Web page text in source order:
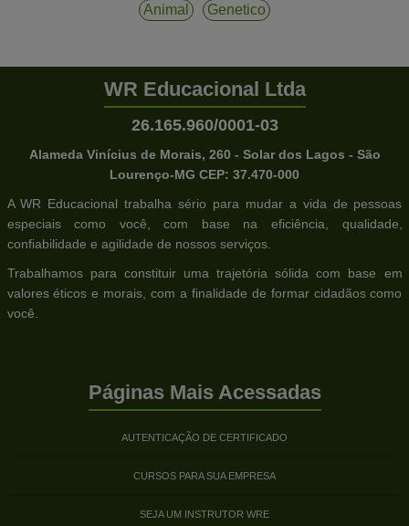
Animal
Genetico
WR Educacional Ltda
26.165.960/0001-03
Alameda Vinícius de Morais, 260 - Solar dos Lagos - São
Lourenço-MG CEP: 37.470-000
A WR Educacional trabalha sério para mudar a vida de pessoas
especiais como você, com base na eficiência, qualidade,
confiabilidade e agilidade de nossos serviços.
Trabalhamos para constituir uma trajetória sólida com base em
valores éticos e morais, com a finalidade de formar cidadãos como
você.
Páginas Mais Acessadas
AUTENTICAÇÃO DE CERTIFICADO
CURSOS PARA SUA EMPRESA
SEJA UM INSTRUTOR WRE